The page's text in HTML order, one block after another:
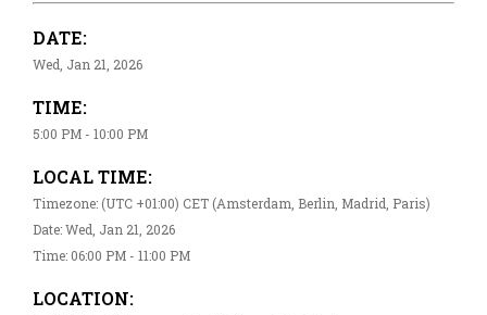
DATE:
Wed, Jan 21, 2026
TIME:
5:00 PM - 10:00 PM
LOCAL TIME:
Timezone: (UTC +01:00) CET (Amsterdam, Berlin, Madrid, Paris)
Date: Wed, Jan 21, 2026
Time: 06:00 PM - 11:00 PM
LOCATION: